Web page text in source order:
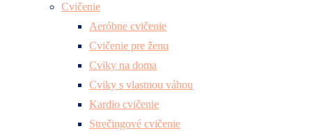
Cvičenie
Aeróbne cvičenie
Cvičenie pre ženu
Cviky na doma
Cviky s vlastnou váhou
Kardio cvičenie
Strečingové cvičenie